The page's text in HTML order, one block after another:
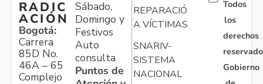
RADIC
ACIÓN
Bogotá:
Carrera
85D No.
46A – 65
Complejo
Sábado,
Domingo y
Festivos
Auto
consulta
Puntos de
REPARACIÓN
A VÍCTIMAS
SNARIV-
SISTEMA
NACIONAL
Todos
los
derechos
Gobierno